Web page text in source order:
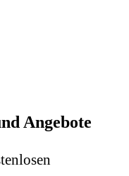
Angebote